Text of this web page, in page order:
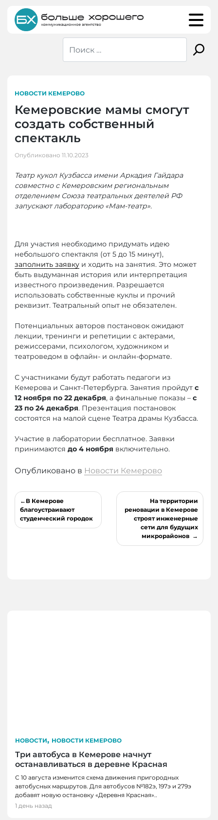
content
НОВОСТИ КЕМЕРОВО
Кемеровские мамы смогут
создать собственный
спектакль
Опубликовано 11.10.2023
Театр кукол Кузбасса имени Аркадия Гайдара
совместно с Кемеровским региональным
отделением Союза театральных деятелей РФ
запускают лабораторию «Мам-театр».
Для участия необходимо придумать идею
небольшого спектакля (от 5 до 15 минут),
заполнить заявку и ходить на занятия. Это может
быть выдуманная история или интерпретация
известного произведения. Разрешается
использовать собственные куклы и прочий
реквизит. Театральный опыт не обязателен.
Потенциальных авторов постановок ожидают
лекции, тренинги и репетиции с актерами,
режиссерами, психологом, художником и
театроведом в офлайн- и онлайн-формате.
С участниками будут работать педагоги из
Кемерова и Санкт-Петербурга. Занятия пройдут с
12 ноября по 22 декабря, а финальные показы – с
23 по 24 декабря. Презентация постановок
состоятся на малой сцене Театра драмы Кузбасса.
Участие в лаборатории бесплатное. Заявки
принимаются до 4 ноября включительно.
Опубликовано в Новости Кемерово
Навигация
по
записям
В Кемерове
благоустраивают
студенческий городок
На территории
реновации в Кемерове
строят инженерные
сети для будущих
микрорайонов
НОВОСТИ, НОВОСТИ КЕМЕРОВО
Три автобуса в Кемерове начнут
останавливаться в деревне Красная
С 10 августа изменится схема движения пригородных
автобусных маршрутов. Для автобусов №182э, 197э и 279э
добавят новую остановку «Деревня Красная»..
1 день назад